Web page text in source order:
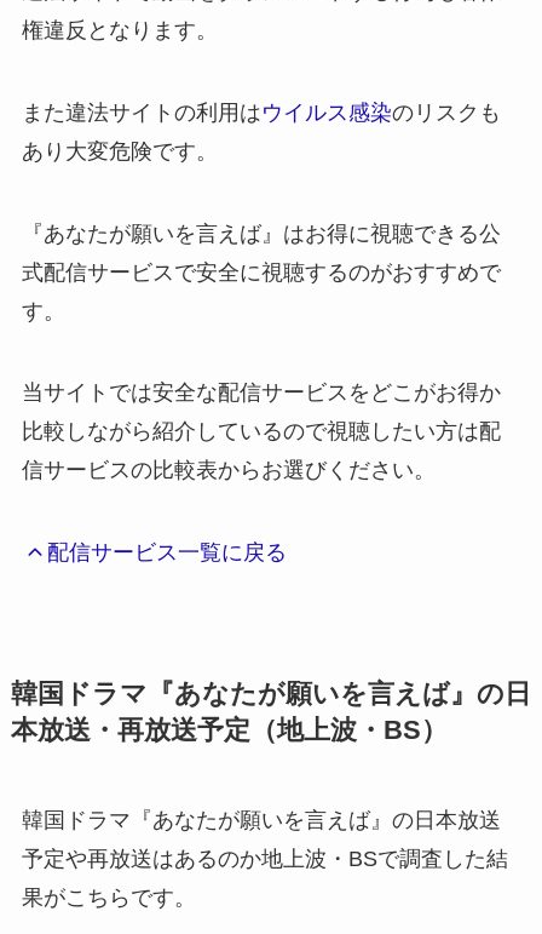
権違反となります。
また違法サイトの利用はウイルス感染のリスクも
あり大変危険です。
『あなたが願いを言えば』はお得に視聴できる公
式配信サービスで安全に視聴するのがおすすめで
す。
当サイトでは安全な配信サービスをどこがお得か
比較しながら紹介しているので視聴したい方は配
信サービスの比較表からお選びください。
配信サービス一覧に戻る
韓国ドラマ『あなたが願いを言えば』の日
本放送・再放送予定（地上波・BS）
韓国ドラマ『あなたが願いを言えば』の日本放送
予定や再放送はあるのか地上波・BSで調査した結
果がこちらです。